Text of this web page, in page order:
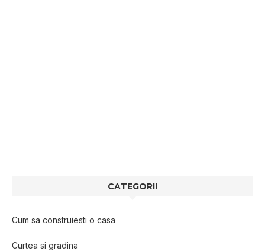
CATEGORII
Cum sa construiesti o casa
Curtea si gradina